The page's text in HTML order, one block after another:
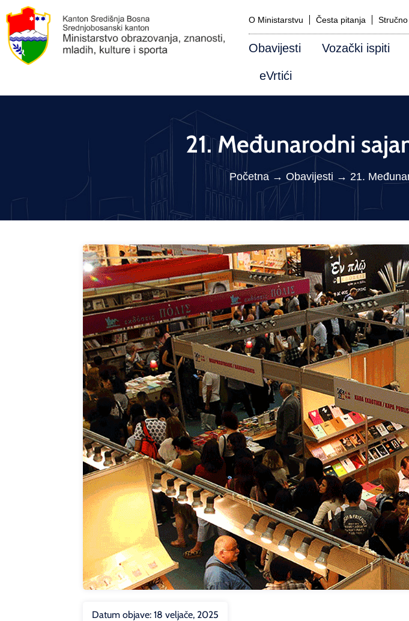
O Ministarstvu Česta pitanja
Obavijesti Vozački ispiti
eVrtići
21. Međunarodni
Početna→ Obavijesti → 21.
Datum objave: 18 veljače, 2025